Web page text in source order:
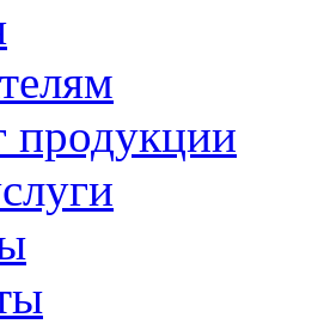
продукции